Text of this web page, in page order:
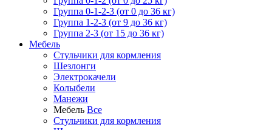
Группа 0-1-2-3 (от 0 до 36 кг)
Группа 1-2-3 (от 9 до 36 кг)
Группа 2-3 (от 15 до 36 кг)
Мебель
Cтульчики для кормления
Шезлонги
Электрокачели
Колыбели
Манежи
Мебель Все
Cтульчики для кормления